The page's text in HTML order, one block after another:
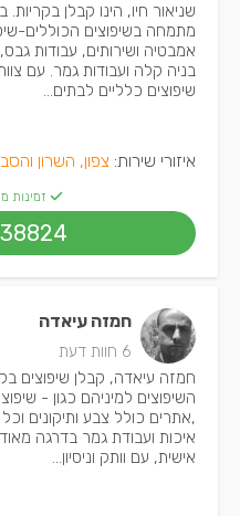
מתמחה בשיפוצים הכוללים-
אמבטיה ושירותים, עבודות
בניה קלה ועבודות גמר. עם
שיפוצים כלליים לבתים...
איזורי שירות: צפון, השרון
זמינות
חמזה עיאדה
6 חוות דעת
חמזה עיאדה, קבלן שיפוצים
השיפוצים למיניהם כגון -
,אתרים כולל צבע ותיקונים
איכות ועבודת גמר בדרגה
אישית, עם וותק וניסיון...